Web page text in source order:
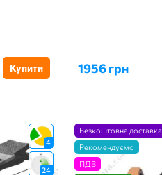
Купити 1956 грн
4
24
Безкоштовна доставка
Рекомендуємо
ПДВ